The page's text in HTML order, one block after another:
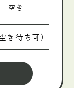
空き
き待ち可）